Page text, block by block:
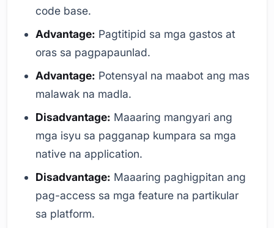
code base.
Advantage: Pagtitipid sa mga gastos at
oras sa pagpapaunlad.
Advantage: Potensyal na maabot ang mas
malawak na madla.
Disadvantage: Maaaring mangyari ang
mga isyu sa pagganap kumpara sa mga
native na application.
Disadvantage: Maaaring paghigpitan ang
pag-access sa mga feature na partikular
sa platform.